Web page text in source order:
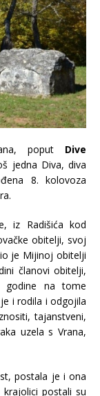
poput Dive
jedna Diva, diva
8. kolovoza
iz Radišića kod
obitelji, svoj
je Mijinoj obitelji
članovi obitelji,
godine na tome
i rodila i odgojila
tajanstveni,
uzela s Vrana,
postala je i ona
postali su